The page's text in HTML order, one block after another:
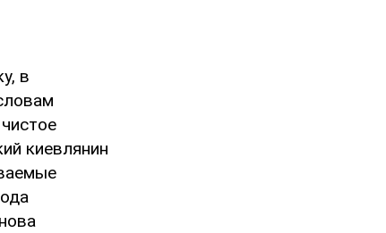
в
киевлянин